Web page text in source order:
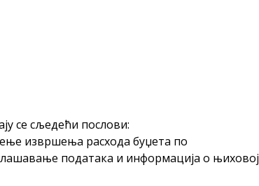
доступни од 13. марта до 15. новембра
се сљедећи послови:
извршења расхода буџета по
података и информација о њиховој